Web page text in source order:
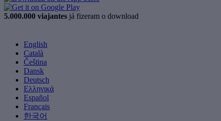
5.000.000 viajantes já fizeram o download
English
Català
Čeština
Dansk
Deutsch
Ελληνικά
Español
Français
한국어